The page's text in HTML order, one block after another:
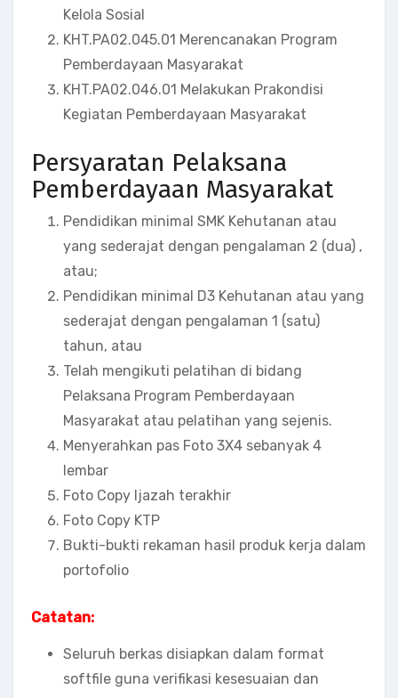
Kelola Sosial
KHT.PA02.045.01 Merencanakan Program
Pemberdayaan Masyarakat
KHT.PA02.046.01 Melakukan Prakondisi
Kegiatan Pemberdayaan Masyarakat
Persyaratan Pelaksana
Pemberdayaan Masyarakat
Pendidikan minimal SMK Kehutanan atau
yang sederajat dengan pengalaman 2 (dua) ,
atau;
Pendidikan minimal D3 Kehutanan atau yang
sederajat dengan pengalaman 1 (satu)
tahun, atau
Telah mengikuti pelatihan di bidang
Pelaksana Program Pemberdayaan
Masyarakat atau pelatihan yang sejenis.
Menyerahkan pas Foto 3X4 sebanyak 4
lembar
Foto Copy Ijazah terakhir
Foto Copy KTP
Bukti-bukti rekaman hasil produk kerja dalam
portofolio
Catatan:
Seluruh berkas disiapkan dalam format
softfile guna verifikasi kesesuaian dan